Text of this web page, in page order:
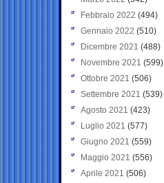
Febbraio 2022 (494)
Gennaio 2022 (510)
Dicembre 2021 (488)
Novembre 2021 (599)
Ottobre 2021 (506)
Settembre 2021 (539)
Agosto 2021 (423)
Luglio 2021 (577)
Giugno 2021(559)
Maggio 2021 (556)
Aprile 2021 (506)